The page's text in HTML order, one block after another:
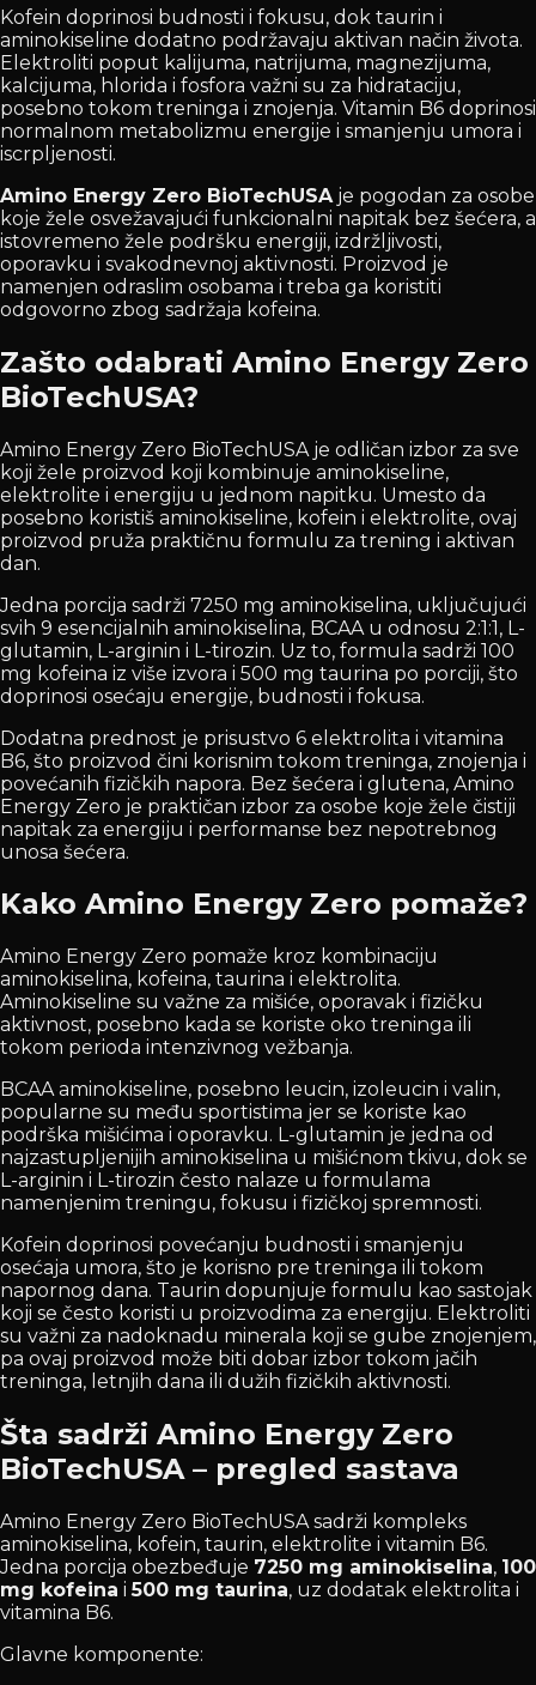
Kofein doprinosi budnosti i fokusu, dok taurin i
aminokiseline dodatno podržavaju aktivan način života.
Elektroliti poput kalijuma, natrijuma, magnezijuma,
kalcijuma, hlorida i fosfora važni su za hidrataciju,
posebno tokom treninga i znojenja. Vitamin B6 doprinosi
normalnom metabolizmu energije i smanjenju umora i
iscrpljenosti.
Amino Energy Zero BioTechUSA je pogodan za osobe
koje žele osvežavajući funkcionalni napitak bez šećera, a
istovremeno žele podršku energiji, izdržljivosti,
oporavku i svakodnevnoj aktivnosti. Proizvod je
namenjen odraslim osobama i treba ga koristiti
odgovorno zbog sadržaja kofeina.
Zašto odabrati Amino Energy Zero
BioTechUSA?
Amino Energy Zero BioTechUSA je odličan izbor za sve
koji žele proizvod koji kombinuje aminokiseline,
elektrolite i energiju u jednom napitku. Umesto da
posebno koristiš aminokiseline, kofein i elektrolite, ovaj
proizvod pruža praktičnu formulu za trening i aktivan
dan.
Jedna porcija sadrži 7250 mg aminokiselina, uključujući
svih 9 esencijalnih aminokiselina, BCAA u odnosu 2:1:1, L-
glutamin, L-arginin i L-tirozin. Uz to, formula sadrži 100
mg kofeina iz više izvora i 500 mg taurina po porciji, što
doprinosi osećaju energije, budnosti i fokusa.
Dodatna prednost je prisustvo 6 elektrolita i vitamina
B6, što proizvod čini korisnim tokom treninga, znojenja i
povećanih fizičkih napora. Bez šećera i glutena, Amino
Energy Zero je praktičan izbor za osobe koje žele čistiji
napitak za energiju i performanse bez nepotrebnog
unosa šećera.
Kako Amino Energy Zero pomaže?
Amino Energy Zero pomaže kroz kombinaciju
aminokiselina, kofeina, taurina i elektrolita.
Aminokiseline su važne za mišiće, oporavak i fizičku
aktivnost, posebno kada se koriste oko treninga ili
tokom perioda intenzivnog vežbanja.
BCAA aminokiseline, posebno leucin, izoleucin i valin,
popularne su među sportistima jer se koriste kao
podrška mišićima i oporavku. L-glutamin je jedna od
najzastupljenijih aminokiselina u mišićnom tkivu, dok se
L-arginin i L-tirozin često nalaze u formulama
namenjenim treningu, fokusu i fizičkoj spremnosti.
Kofein doprinosi povećanju budnosti i smanjenju
osećaja umora, što je korisno pre treninga ili tokom
napornog dana. Taurin dopunjuje formulu kao sastojak
koji se često koristi u proizvodima za energiju. Elektroliti
su važni za nadoknadu minerala koji se gube znojenjem,
pa ovaj proizvod može biti dobar izbor tokom jačih
treninga, letnjih dana ili dužih fizičkih aktivnosti.
Šta sadrži Amino Energy Zero
BioTechUSA – pregled sastava
Amino Energy Zero BioTechUSA sadrži kompleks
aminokiselina, kofein, taurin, elektrolite i vitamin B6.
Jedna porcija obezbeđuje 7250 mg aminokiselina, 100
mg kofeina i500 mg taurina, uz dodatak elektrolita i
vitamina B6.
Glavne komponente: